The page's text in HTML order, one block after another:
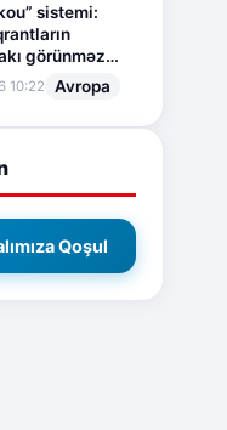
sistemi:
görünməz
10:22 Avropa
Qoşul